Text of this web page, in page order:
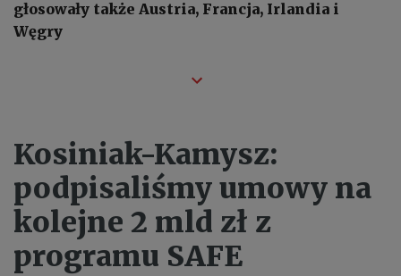
głosowały także Austria, Francja, Irlandia i
Węgry
Kosiniak-Kamysz:
podpisaliśmy umowy na
kolejne 2 mld zł z
programu SAFE